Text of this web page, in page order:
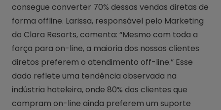
consegue converter 70% dessas vendas diretas de
forma offline. Larissa, responsável pelo Marketing
do Clara Resorts, comenta: “Mesmo com toda a
força para on-line, a maioria dos nossos clientes
diretos preferem o atendimento off-line.” Esse
dado reflete uma tendência observada na
indústria hoteleira, onde 80% dos clientes que
compram on-line ainda preferem um suporte